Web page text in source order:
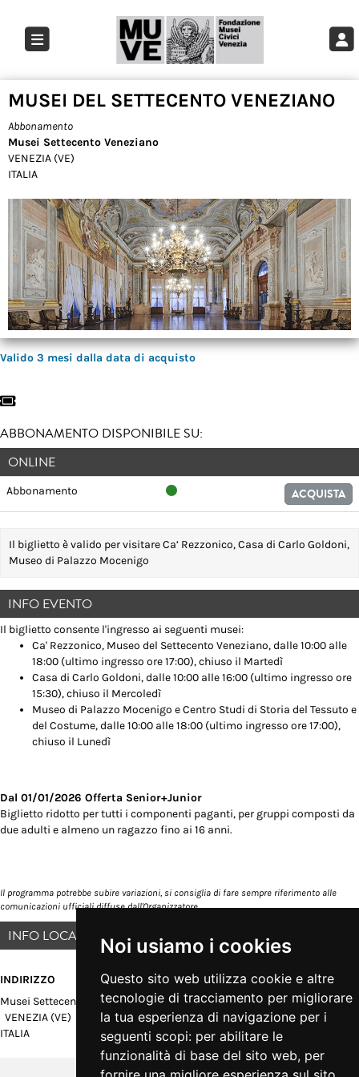
Noi usiamo i cookies
Questo sito web utilizza cookie e altre
tecnologie di tracciamento per migliorare
la tua esperienza di navigazione per i
seguenti scopi: per abilitare le
funzionalità di base del sito web, per
MUSEI DEL SETTECENTO VENEZIANO
Abbonamento
Musei Settecento Veneziano
VENEZIA (VE)
ITALIA
Valido 3 mesi dalla data di acquisto
ABBONAMENTO DISPONIBILE SU:
ONLINE
Abbonamento ACQUISTA
Il biglietto è valido per visitare Ca’ Rezzonico, Casa di Carlo Goldoni,
Museo di Palazzo Mocenigo
INFO EVENTO
Il biglietto consente l'ingresso ai seguenti musei:
Ca' Rezzonico, Museo del Settecento Veneziano, dalle 10:00 alle
18:00 (ultimo ingresso ore 17:00), chiuso il Martedì
Casa di Carlo Goldoni, dalle 10:00 alle 16:00 (ultimo ingresso ore
15:30), chiuso il Mercoledì
Museo di Palazzo Mocenigo e Centro Studi di Storia del Tessuto e
del Costume, dalle 10:00 alle 18:00 (ultimo ingresso ore 17:00),
chiuso il Lunedì
Dal 01/01/2026 Offerta Senior+Junior
Biglietto ridotto per tutti i componenti paganti, per gruppi composti da
due adulti e almeno un ragazzo fino ai 16 anni.
Il programma potrebbe subire variazioni, si consiglia di fare sempre riferimento alle
comunicazioni ufficiali diffuse dall'Organizzatore
INFO LOCATION
INDIRIZZO
Musei Settecento Veneziano
VENEZIA (VE)
ITALIA